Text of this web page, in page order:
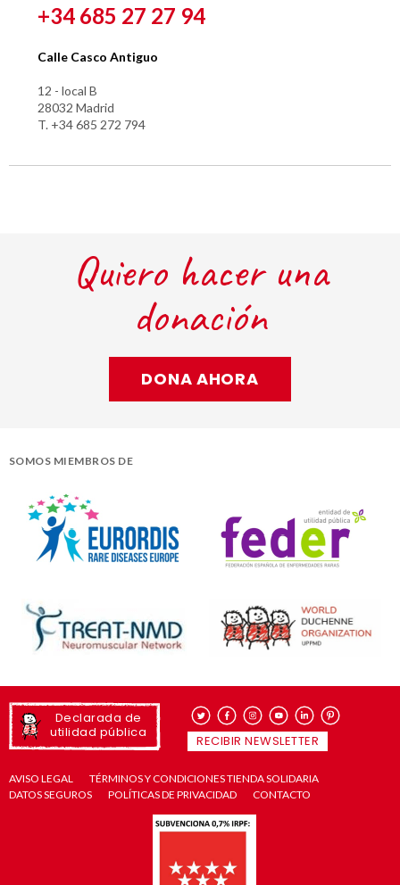
+34 685 27 27 94
Calle Casco Antiguo
12 - local B
28032 Madrid
T. +34 685 272 794
Quiero hacer una
donación
DONA AHORA
SOMOS MIEMBROS DE
Declarada de
utilidad pública
RECIBIR NEWSLETTER
AVISO LEGAL
TÉRMINOS Y CONDICIONES TIENDA SOLIDARIA
DATOS SEGUROS
POLÍTICAS DE PRIVACIDAD CONTACTO